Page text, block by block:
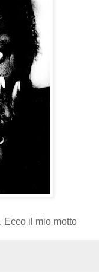
Ecco il mio motto